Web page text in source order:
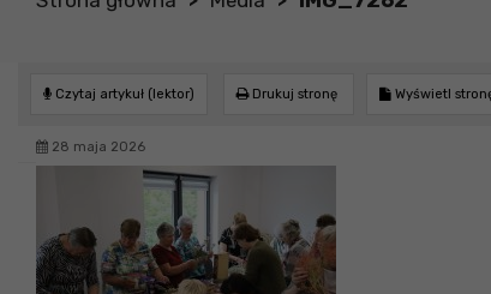
Czytaj artykuł (lektor) Drukuj stronę Wyświetl
28 maja 2026